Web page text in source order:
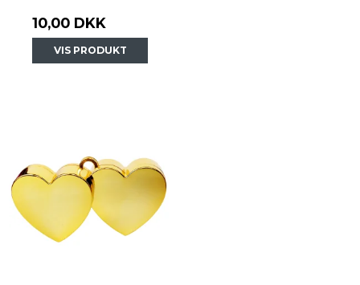
10,00 DKK
VIS PRODUKT